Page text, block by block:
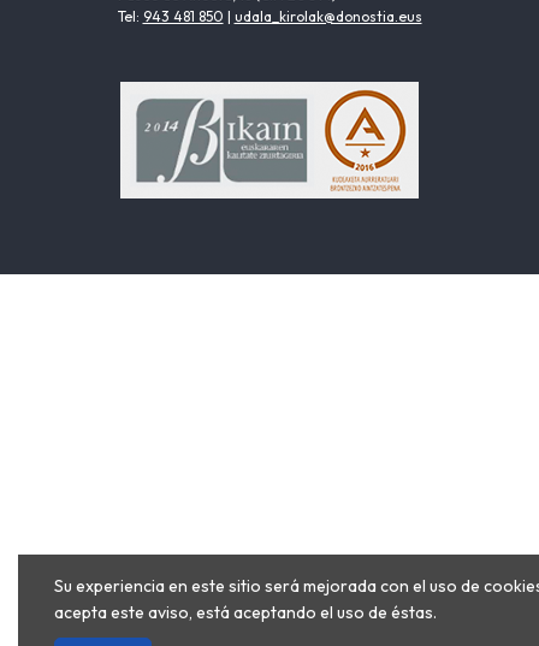
Tel: 943 481 850 | udala_kirolak@donostia.eus
Su experiencia en este sitio será mejorada con el uso de
acepta este aviso, está aceptando el uso de éstas.